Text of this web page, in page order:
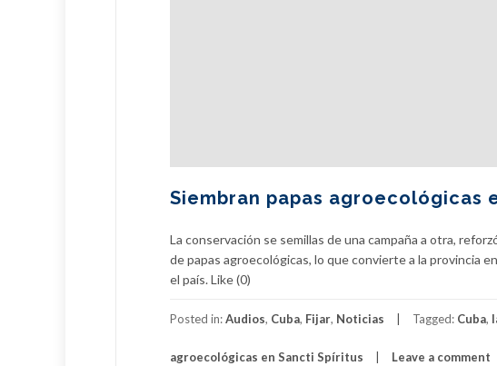
Siembran papas agroecológicas
La conservación se semillas de una campaña a otra,
de papas agroecológicas, lo que convierte a la provincia
el país. Like (0)
Posted in:Audios, Cuba, Fijar, Noticias Tagged: Cuba,
agroecológicas en Sancti Spíritus Leave a comment